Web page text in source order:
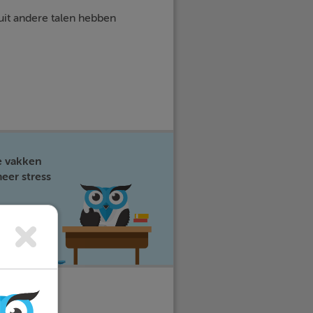
andere talen hebben
vakken
stress